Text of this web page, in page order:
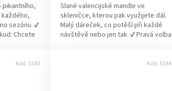
pikantního,
sezónu. ✔
Chcete
Slané valencijské mandle ve
skleničce, kterou pak využijete dál.
Malý dáreček, co potěší při každé
návštěvě nebo jen tak. ✔ Pravá volba
Kód: 5143 Kód: 5144